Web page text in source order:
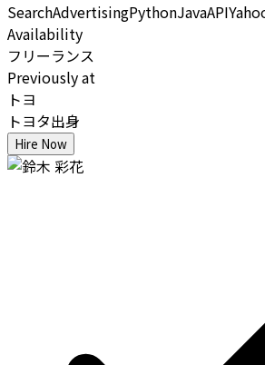
SearchAdvertisingPythonJavaAPI
Availability
フリーランス
Previously at
トヨ
トヨタ出身
Hire Now